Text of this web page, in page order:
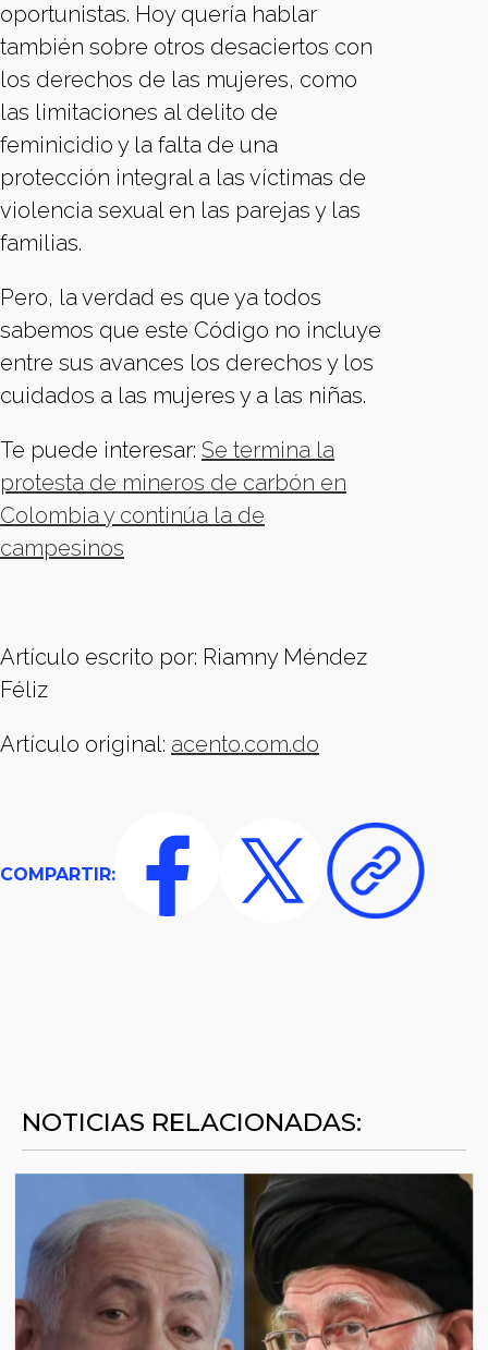
oportunistas. Hoy quería hablar
también sobre otros desaciertos con
los derechos de las mujeres, como
las limitaciones al delito de
feminicidio y la falta de una
protección integral a las víctimas de
violencia sexual en las parejas y las
familias.
Pero, la verdad es que ya todos
sabemos que este Código no incluye
entre sus avances los derechos y los
cuidados a las mujeres y a las niñas.
Te puede interesar: Se termina la
protesta de mineros de carbón en
Colombia y continúa la de
campesinos
Artículo escrito por: Riamny Méndez
Féliz
Artículo original: acento.com.do
COMPARTIR:
NOTICIAS RELACIONADAS: